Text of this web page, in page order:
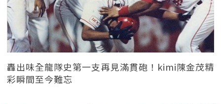
轟出味全龍隊史第一支再見滿貫砲！kimi陳金茂精
彩瞬間至今難忘